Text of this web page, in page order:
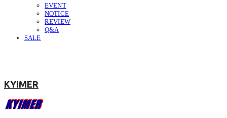
EVENT
NOTICE
REVIEW
Q&A
SALE
KYIMER